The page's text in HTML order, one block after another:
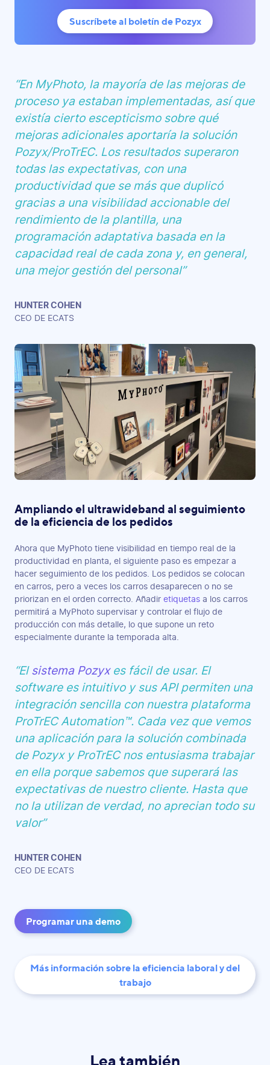
Suscríbete al boletín de Pozyx
“En MyPhoto, la mayoría de las mejoras de
proceso ya estaban implementadas, así que
existía cierto escepticismo sobre qué
mejoras adicionales aportaría la solución
Pozyx/ProTrEC. Los resultados superaron
todas las expectativas, con una
productividad que se más que duplicó
gracias a una visibilidad accionable del
rendimiento de la plantilla, una
programación adaptativa basada en la
capacidad real de cada zona y, en general,
una mejor gestión del personal”
HUNTER COHEN
CEO DE ECATS
Ampliando el ultrawideband al seguimiento
de la eficiencia de los pedidos
Ahora que MyPhoto tiene visibilidad en tiempo real de la
productividad en planta, el siguiente paso es empezar a
hacer seguimiento de los pedidos. Los pedidos se colocan
en carros, pero a veces los carros desaparecen o no se
priorizan en el orden correcto. Añadir etiquetas a los carros
permitirá a MyPhoto supervisar y controlar el flujo de
producción con más detalle, lo que supone un reto
especialmente durante la temporada alta.
“El sistema Pozyxes fácil de usar. El
software es intuitivo y sus API permiten una
integración sencilla con nuestra plataforma
ProTrEC Automation™. Cada vez que vemos
una aplicación para la solución combinada
de Pozyx y ProTrEC nos entusiasma trabajar
en ella porque sabemos que superará las
expectativas de nuestro cliente. Hasta que
no la utilizan de verdad, no aprecian todo su
valor”
HUNTER COHEN
CEO DE ECATS
Programar una demo
Más información sobre la eficiencia laboral y del
trabajo
Lea también